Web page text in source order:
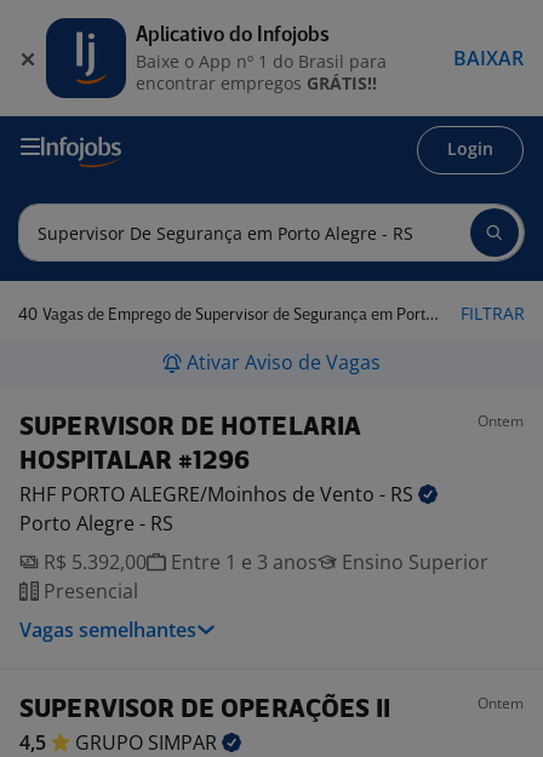
Login
40 Vagas de Emprego de Supervisor de Segurança em Porto Alegre - RS FILTRAR
Ativar Aviso de Vagas
SUPERVISOR DE HOTELARIA
HOSPITALAR #1296
Ontem
RHF PORTO ALEGRE/Moinhos de Vento - RS
Porto Alegre - RS
R$ 5.392,00
Entre 1 e 3 anos
Ensino Superior
Presencial
Vagas semelhantes
SUPERVISOR DE OPERAÇÕES II Ontem
4,5 GRUPO SIMPAR
Aplicativo do Infojobs
Baixe o App nº 1 do Brasil para
encontrar empregos GRÁTIS!!
BAIXAR